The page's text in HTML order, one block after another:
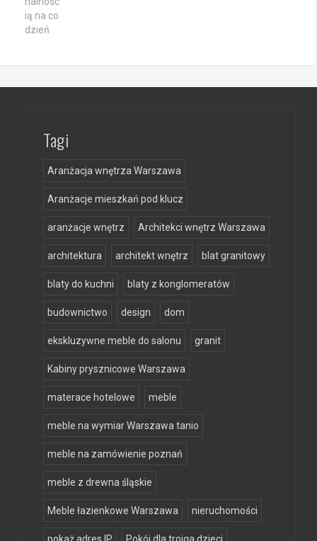
Tagi
Aranżacja wnętrza Warszawa
Aranżacje mieszkań pod klucz
aranżacje wnętrz Architekci wnętrz Warszawa
architektura architekt wnętrz blat granitowy
blaty do kuchni blaty z konglomeratów
budownictwo design dom
ekskluzywne meble do salonu granit
Kabiny prysznicowe Warszawa
materace hotelowe meble
meble na wymiar Warszawa tanio
meble na zamówienie poznań
meble z drewna śląskie
Meble łazienkowe Warszawa nieruchomości